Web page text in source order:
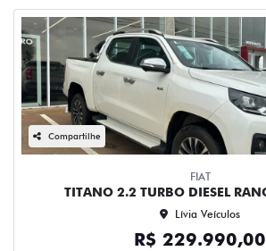
Compartilhe
FIAT
TITANO 2.2 TURBO DIESEL
Lívia Veículos
R$ 229.990,00